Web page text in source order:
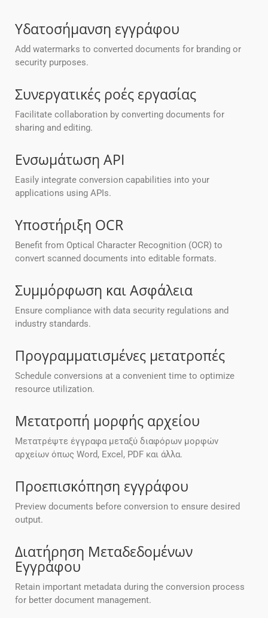
Υδατοσήμανση εγγράφου
Add watermarks to converted documents for branding or
security purposes.
Συνεργατικές ροές εργασίας
Facilitate collaboration by converting documents for
sharing and editing.
Ενσωμάτωση API
Easily integrate conversion capabilities into your
applications using APIs.
Υποστήριξη OCR
Benefit from Optical Character Recognition (OCR) to
convert scanned documents into editable formats.
Συμμόρφωση και Ασφάλεια
Ensure compliance with data security regulations and
industry standards.
Προγραμματισμένες μετατροπές
Schedule conversions at a convenient time to optimize
resource utilization.
Μετατροπή μορφής αρχείου
Μετατρέψτε έγγραφα μεταξύ διαφόρων μορφών
αρχείων όπως Word, Excel, PDF και άλλα.
Προεπισκόπηση εγγράφου
Preview documents before conversion to ensure desired
output.
Διατήρηση Μεταδεδομένων
Εγγράφου
Retain important metadata during the conversion process
for better document management.